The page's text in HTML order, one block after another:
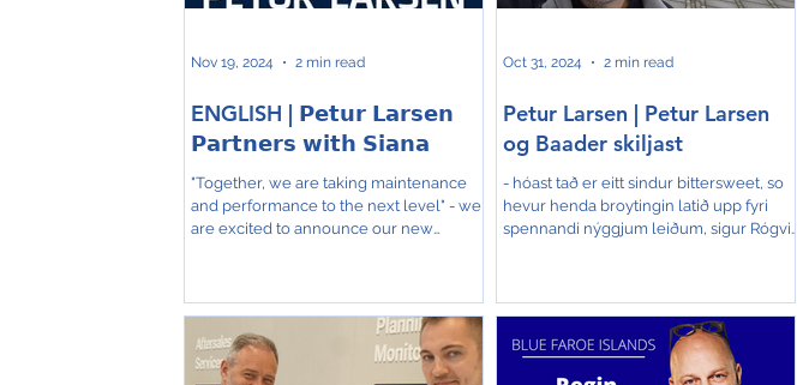
ár. Hann stórtrívist, og í løt
ENGLISH | 𝗣𝗲𝘁𝘂𝗿 𝗟𝗮𝗿𝘀𝗲𝗻
𝗣𝗮𝗿𝘁𝗻𝗲𝗿𝘀 𝘄𝗶𝘁𝗵 𝗦𝗶𝗮𝗻𝗮
"Together, we are taking maintenance
and performance to the next level" - we
are excited to announce our new
Nov 19, 2024 2 min read
Petur Larsen | Petur Larsen
og Baader skiljast
- hóast tað er eitt sindur bittersweet, so
hevur henda broytingin latið upp fyri
spennandi nýggjum leiðum, sigur Rógvi
Oct 31, 2024 2 min read